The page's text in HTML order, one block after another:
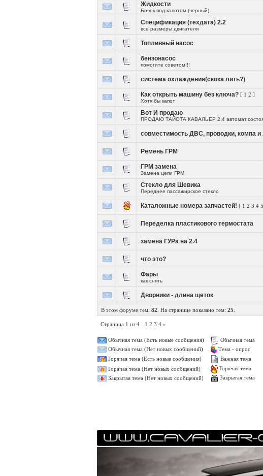
Жидкости
Бочок под капотом (черный)
Спецификация (техдата) 2.2
все размеры двигателя
Топливный насос
бензонасос
помогите советом!!!
система охлаждения(скока лить?)
Как открыть машину без ключа? [ 1 2 ]
Хотя бы капот
Вот И продаю
ПРОДАЮ ТАЙОТА КАВАЛЬЕР 2.4
совместимость ДВС, проводки, компа и
Ремень ГРМ
ГРМ замена
Замена цепи ГРМ
Стекло для Шевика
Переднее пассажирское стекло
Каталожные номера запчастей! [ 1 2 3 4 5
Переделка пластикового термостата
замена ГУРа на 2.4
что это?
Фары
как снять
Дворники - длина щеток
В этом форуме тем: 82 . На странице показано тем: 25
Страница 1 из 4 1 2 3 4 »
Обычная тема (Есть новые сообщения)
Обычная тема
Обычная тема (Нет новых сообщений)
Тема - опрос
Горячая тема (Есть новые сообщения)
Важная тема
Горячая тема (Нет новых сообщений)
Горячая тема
Закрытая тема (Нет новых сообщений)
Закрытая тема